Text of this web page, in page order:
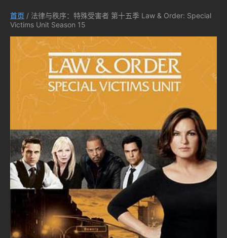
首页 / 法律与秩序：特殊受害者 第十五季 Law & Order: Special
Victims Unit Season 15